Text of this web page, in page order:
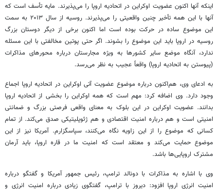
اینکه آنها اکنون عضویت اوکراین در اتحادیه اروپا را می‌پذیرند. مایه تأسف است که
آنها با این همه تأخیر چنین واقعیتی را می‌پذیرند. روسیه از سال ۲۰۱۳ به سمت
این موضوع ساده در حرکت بوده است اما اکنون برخی از دیگر دوستان بزرگ
روسیه در اروپا باید این موضوع را بشوند. اگر حتی پوتین مخالفتی با این مسئله
ندارد، آنگاه موضع سایر کشورها به ویژه مجارستان درباره محورهای مذاکرات
(پیوستن به اتحادیه اروپا) واقعاً عجیب به نظر می‌رسد.
به ادعای وی، هم‌اکنون درباره موضوع عضویت آتی اوکراین در اتحادیه اروپا اجماع
وجود دارد. وی اضافه کرد: مهم است که همه اوکراین را بخشی از اتحادیه اروپا
بدانند. عضویت اوکراین در این بلوک به معنای واقعی فرصتی بزرگ و ضمانتی
امنیتی است و هم درباره امنیت اقتصادی و هم ژئوپلیتیکی صدق می‌کند. از تمام
کسانی که موضوع را از این زاویه نگاه می‌کنند، سپاسگزارم. آمریکا نیز از این
موضوع حمایت می‌کند و معتقد است که امنیت ما در قاره اروپا، باید آرمان
مشترک اروپایی‌ها باشد.
وی با اشاره به مذاکرات با دونالد ترامپ، رئیس جمهور آمریکا و گفتگو درباره
امنیت انرژی اروپا افزود: دیروز با ترامپ، گفتگوی زیادی درباره امنیت انرژی و